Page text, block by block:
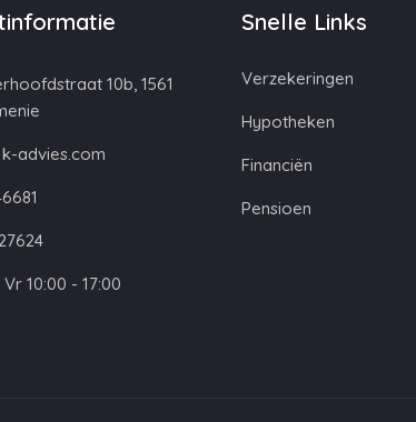
10b, 1561
advies.com
10:00 - 17:00
Snelle Links
Verzekeringen
Hypotheken
Financiën
Pensioen